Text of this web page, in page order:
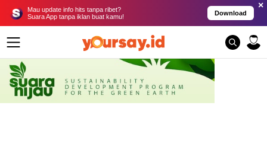
Mau update info hits tanpa ribet?
Suara App tanpa iklan buat kamu!
Download
×